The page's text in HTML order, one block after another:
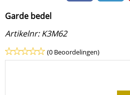
Garde bedel
Artikelnr: K3M62
(0 Beoordelingen)